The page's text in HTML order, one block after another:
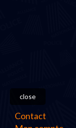
close
Contact